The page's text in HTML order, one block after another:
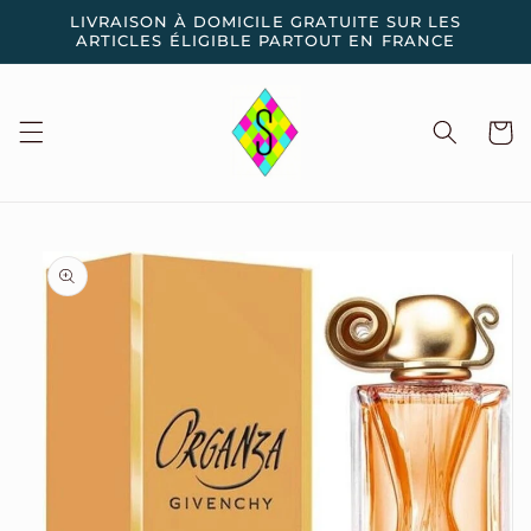
passer
contenu
LIVRAISON À DOMICILE GRATUITE SUR LES
ARTICLES ÉLIGIBLE PARTOUT EN FRANCE
Panier
Passer aux
informations
produits